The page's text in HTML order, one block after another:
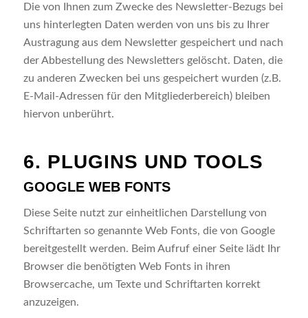
Die von Ihnen zum Zwecke des Newsletter-Bezugs bei
uns hinterlegten Daten werden von uns bis zu Ihrer
Austragung aus dem Newsletter gespeichert und nach
der Abbestellung des Newsletters gelöscht. Daten, die
zu anderen Zwecken bei uns gespeichert wurden (z.B.
E-Mail-Adressen für den Mitgliederbereich) bleiben
hiervon unberührt.
6. PLUGINS UND TOOLS
GOOGLE WEB FONTS
Diese Seite nutzt zur einheitlichen Darstellung von
Schriftarten so genannte Web Fonts, die von Google
bereitgestellt werden. Beim Aufruf einer Seite lädt Ihr
Browser die benötigten Web Fonts in ihren
Browsercache, um Texte und Schriftarten korrekt
anzuzeigen.